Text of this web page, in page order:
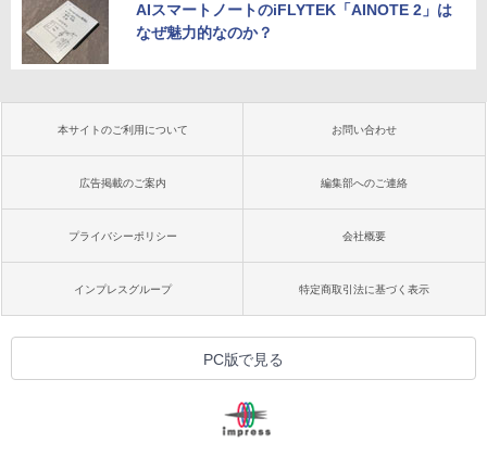
AIスマートノートのiFLYTEK「AINOTE 2」は
なぜ魅力的なのか？
本サイトのご利用について お問い合わせ
広告掲載のご案内 編集部へのご連絡
プライバシーポリシー 会社概要
インプレスグループ 特定商取引法に基づく表示
PC版で見る